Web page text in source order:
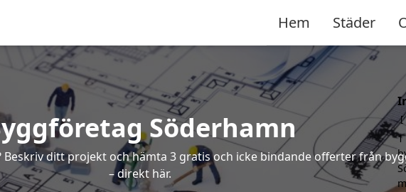
Hem Städer
Söderhamn
ditt projekt och hämta 3 gratis och icke bindande offerter från
– direkt här.
1